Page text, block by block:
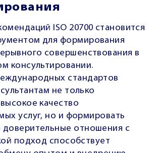
ISO 20700 становится
для формирования
совершенствования в
консультировании.
стандартов
не только
качество
услуг, но и формировать
доверительные отношения с
подход способствует